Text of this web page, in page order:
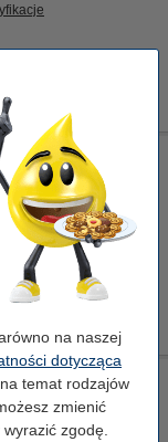
na naszej
dotycząca
temat rodzajów
zmienić
zgodę.